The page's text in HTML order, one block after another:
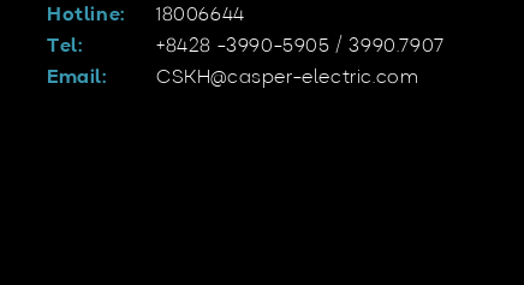
Hotline:
18006644
Tel:
+8428 -3990-5905 / 3990.7907
Email:
CSKH@casper-electric.com